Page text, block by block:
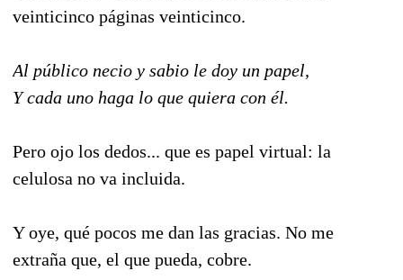
veinticinco páginas veinticinco.
Al público necio y sabio le doy un papel,
Y cada uno haga lo que quiera con él.
Pero ojo los dedos... que es papel virtual: la
celulosa no va incluida.
Y oye, qué pocos me dan las gracias. No me
extraña que, el que pueda, cobre.